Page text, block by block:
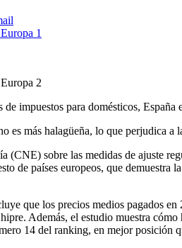
impuestos para domésticos,
es más halagüeña, lo que perjudica
sobre las medidas de ajuste
de países europeos, que
que los precios medios pagados
Además, el estudio muestra
14 del ranking, en mejor